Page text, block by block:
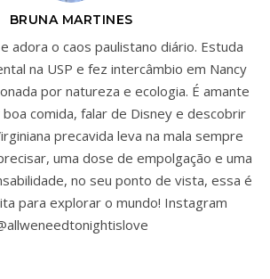
BRUNA MARTINES
adora o caos paulistano diário. Estuda
na USP e fez intercâmbio em Nancy
por natureza e ecologia. É amante
comida, falar de Disney e descobrir
precavida leva na mala sempre
uma dose de empolgação e uma
no seu ponto de vista, essa é
para explorar o mundo! Instagram